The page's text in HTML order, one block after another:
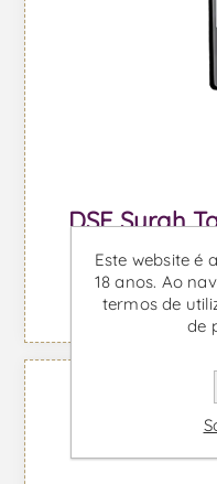
DSF Syrah
Desde
Este website é
18 anos. Ao
termos de
de